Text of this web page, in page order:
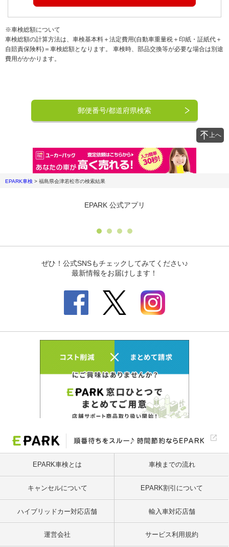
※車検総額について
車検総額の計算方法は、車検基本料＋法定費用(自動車重量税＋印紙・証紙代＋
自賠責保険料)＝車検総額となります。 車検時、部品交換等が必要な場合は別途
費用がかかります。
郵便番号/都道府県検索
上へ
EPARK車検 > 福島県会津若松市の検索結果
EPARK車検とは 車検までの流れ
キャンセルについて EPARK割引について
ハイブリッドカー対応店舗 輸入車対応店舗
運営会社 サービス利用規約